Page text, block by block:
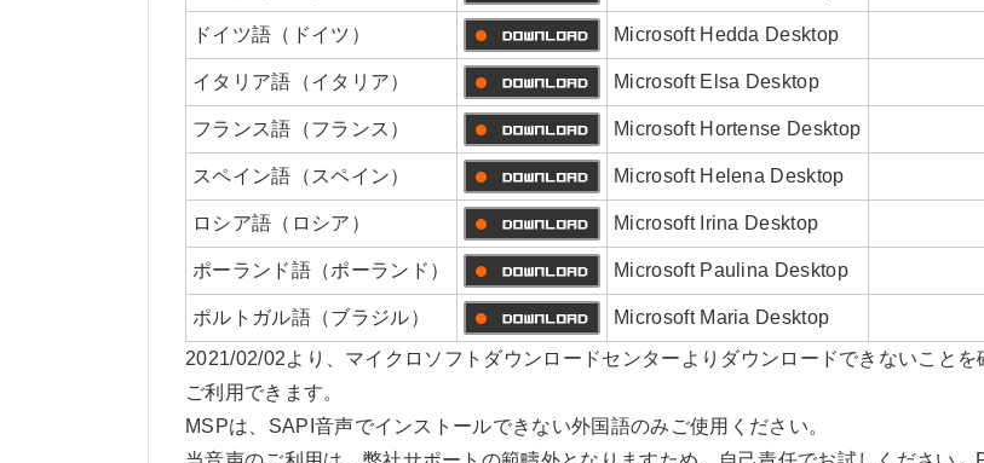
ドイツ語（ドイツ） Microsoft Hedda Desktop
イタリア語（イタリア） Microsoft Elsa Desktop
フランス語（フランス） Microsoft Hortense Desktop
スペイン語（スペイン） Microsoft Helena Desktop
ロシア語（ロシア） Microsoft Irina Desktop
ポーランド語（ポーランド） Microsoft Paulina Desktop
ポルトガル語（ブラジル）
Microsoft Maria Desktop
2021/02/02より、マイクロソフトダウンロードセンターよりダウンロードできないこと
ご利用できます。
MSPは、SAPI音声でインストールできない外国語のみご使用ください。